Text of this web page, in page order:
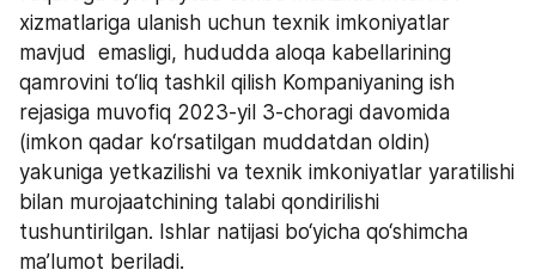
xizmatlariga ulanish uchun texnik imkoniyatlar
mavjud  emasligi, hududda aloqa kabellarining
qamrovini to‘liq tashkil qilish Kompaniyaning ish
rejasiga muvofiq 2023-yil 3-choragi davomida
(imkon qadar ko‘rsatilgan muddatdan oldin)
yakuniga yetkazilishi va texnik imkoniyatlar yaratilishi
bilan murojaatchining talabi qondirilishi
tushuntirilgan. Ishlar natijasi bo‘yicha qo‘shimcha
ma’lumot beriladi.